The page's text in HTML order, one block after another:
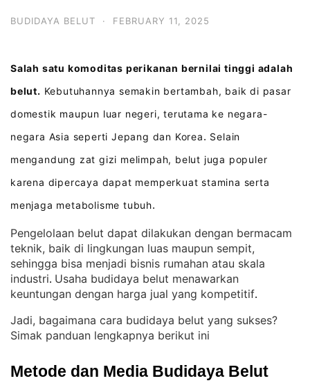
BUDIDAYA BELUT · FEBRUARY 11, 2025
Salah satu komoditas perikanan bernilai tinggi adalah
belut. Kebutuhannya semakin bertambah, baik di pasar
domestik maupun luar negeri, terutama ke negara-
negara Asia seperti Jepang dan Korea. Selain
mengandung zat gizi melimpah, belut juga populer
karena dipercaya dapat memperkuat stamina serta
menjaga metabolisme tubuh.
Pengelolaan belut dapat dilakukan dengan bermacam
teknik, baik di lingkungan luas maupun sempit,
sehingga bisa menjadi bisnis rumahan atau skala
industri. Usaha budidaya belut menawarkan
keuntungan dengan harga jual yang kompetitif.
Jadi, bagaimana cara budidaya belut yang sukses?
Simak panduan lengkapnya berikut ini
Metode dan Media Budidaya Belut